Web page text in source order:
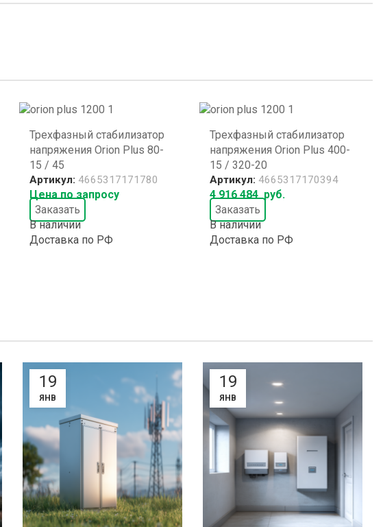
Трехфазный стабилизатор
напряжения Orion Plus 80-
15 / 45
Артикул: 4665317171780
Цена по запросу
Заказать
В наличии
Доставка по РФ
Трехфазный стабилизатор
напряжения Orion Plus 400-
15 / 320-20
Артикул: 4665317170394
4 916 484 руб.
Заказать
В наличии
Доставка по РФ
19
ЯНВ
19
ЯНВ